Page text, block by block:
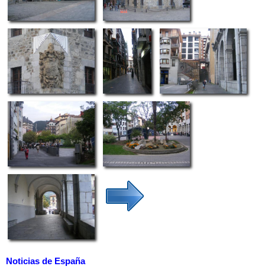
Noticias de España